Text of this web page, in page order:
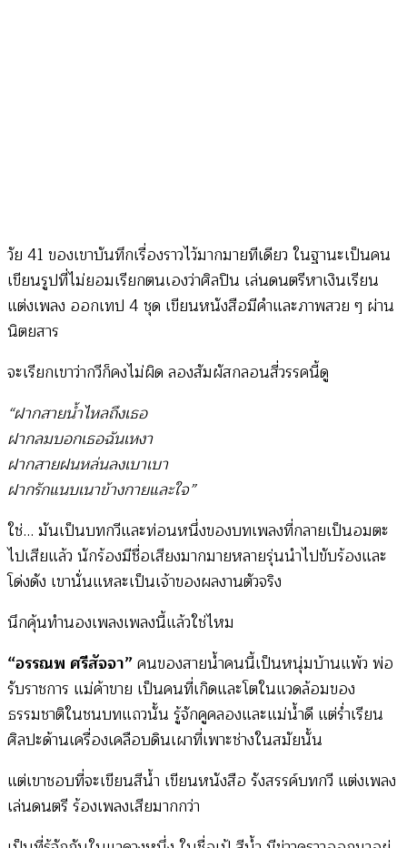
วัย 41 ของเขาบันทึกเรื่องราวไว้มากมายทีเดียว ในฐานะเป็นคน
เขียนรูปที่ไม่ยอมเรียกตนเองว่าศิลปิน เล่นดนตรีหาเงินเรียน
แต่งเพลง ออกเทป 4 ชุด เขียนหนังสือมีคำและภาพสวย ๆ ผ่าน
นิตยสาร
จะเรียกเขาว่ากวีก็คงไม่ผิด ลองสัมผัสกลอนสี่วรรคนี้ดู
“ฝากสายน้ำไหลถึงเธอ
ฝากลมบอกเธอฉันเหงา
ฝากสายฝนหล่นลงเบาเบา
ฝากรักแนบเนาข้างกายและใจ”
ใช่… มันเป็นบทกวีและท่อนหนึ่งของบทเพลงที่กลายเป็นอมตะ
ไปเสียแล้ว นักร้องมีชื่อเสียงมากมายหลายรุ่นนำไปขับร้องและ
โด่งดัง เขานั่นแหละเป็นเจ้าของผลงานตัวจริง
นึกคุ้นทำนองเพลงเพลงนี้แล้วใช่ไหม
“อรรณพ ศรีสัจจา”คนของสายน้ำคนนี้เป็นหนุ่มบ้านแพ้ว พ่อ
รับราชการ แม่ค้าขาย เป็นคนที่เกิดและโตในแวดล้อมของ
ธรรมชาติในชนบทแถวนั้น รู้จักคูคลองและแม่น้ำดี แต่ร่ำเรียน
ศิลปะด้านเครื่องเคลือบดินเผาที่เพาะช่างในสมัยนั้น
แต่เขาชอบที่จะเขียนสีน้ำ เขียนหนังสือ รังสรรค์บทกวี แต่งเพลง
เล่นดนตรี ร้องเพลงเสียมากกว่า